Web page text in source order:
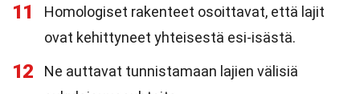
11
Homologiset rakenteet osoittavat, että lajit
ovat kehittyneet yhteisestä esi-isästä.
12
Ne auttavat tunnistamaan lajien välisiä